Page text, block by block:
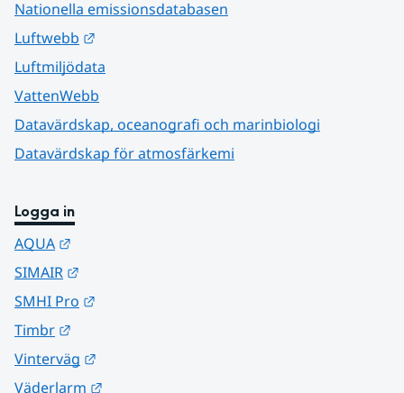
Nationella emissionsdatabasen
Luftwebb
Luftmiljödata
VattenWebb
Datavärdskap, oceanografi och marinbiologi
Datavärdskap för atmosfärkemi
Logga in
AQUA
SIMAIR
SMHI Pro
Timbr
Vinterväg
Väderlarm